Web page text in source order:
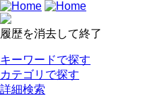
履歴を消去して終了
キーワードで探す
カテゴリで探す
詳細検索